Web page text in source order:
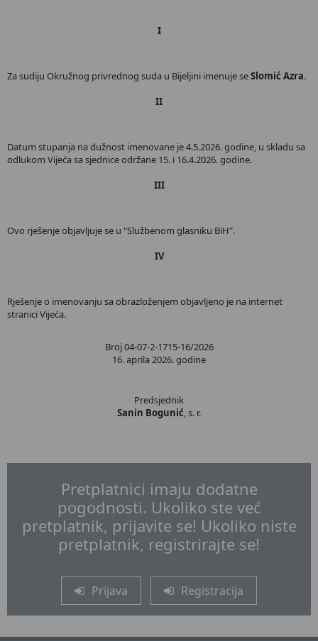
I
Za sudiju Okružnog privrednog suda u Bijeljini imenuje seSlomić Azra.
II
Datum stupanja na dužnost imenovane je 4.5.2026. godine, u skladu sa
odlukom Vijeća sa sjednice održane 15. i 16.4.2026. godine.
III
Ovo rješenje objavljuje se u "Službenom glasniku BiH".
IV
Rješenje o imenovanju sa obrazloženjem objavljeno je na internet
stranici Vijeća.
Broj 04-07-2-1715-16/2026
16. aprila 2026. godine
Predsjednik
Sanin Bogunić, s. r.
Pretplatnici imaju dodatne
pogodnosti. Ukoliko ste već
pretplatnik, prijavite se! Ukoliko niste
pretplatnik, registrirajte se!
Prijava Registracija